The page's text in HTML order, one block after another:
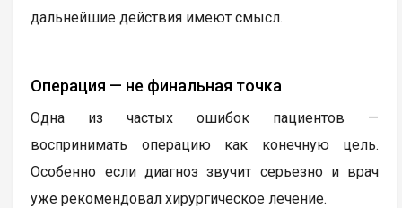
дальнейшие действия имеют смысл.
Операция — не финальная точка
Одна из частых ошибок пациентов —
воспринимать операцию как конечную цель.
Особенно если диагноз звучит серьезно и врач
уже рекомендовал хирургическое лечение.